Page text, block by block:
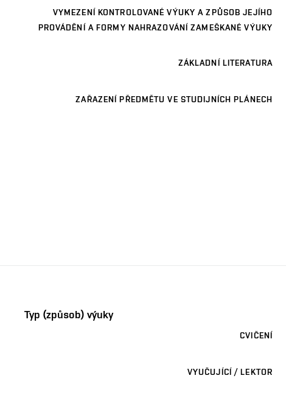
VYMEZENÍ KONTROLOVANÉ VÝUKY A ZPŮSOB JEJÍHO
PROVÁDĚNÍ A FORMY NAHRAZOVÁNÍ ZAMEŠKANÉ VÝUKY
ZÁKLADNÍ LITERATURA
ZAŘAZENÍ PŘEDMĚTU VE STUDIJNÍCH PLÁNECH
Typ (způsob) výuky
CVIČENÍ
VYUČUJÍCÍ / LEKTOR